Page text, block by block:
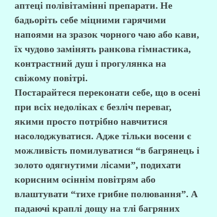
аптеці полівітамінні препарати. Не
бадьоріть себе міцними гарячими
напоями на зразок чорного чаю або кави,
їх чудово замінять ранкова гімнастика,
контрастний душ і прогулянка на
свіжому повітрі.
Постарайтеся переконати себе, що в осені
при всіх недоліках є безліч переваг,
якими просто потрібно навчитися
насолоджуватися. Адже тільки восени є
можливість помилуватися “в багрянець і
золото одягнутими лісами”, подихати
корисним осіннім повітрям або
влаштувати “тихе грибне полювання”. А
падаючі краплі дощу на тлі багряних